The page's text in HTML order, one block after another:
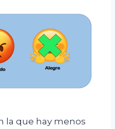
la que hay menos